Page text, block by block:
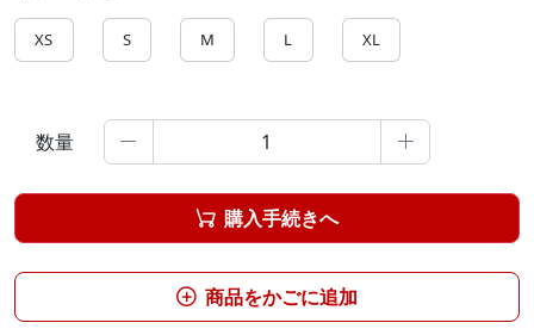
XS S M L XL
数量  
 購入手続きへ
 商品をかごに追加